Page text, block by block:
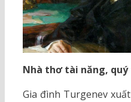
Nhà thơ tài năng,
Gia đình Turgenev